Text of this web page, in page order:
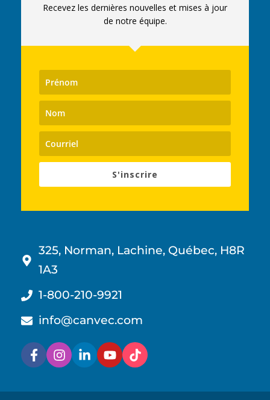
Recevez les dernières nouvelles et mises à jour
de notre équipe.
S'inscrire
325, Norman, Lachine, Québec, H8R
1A3
1-800-210-9921
info@canvec.com